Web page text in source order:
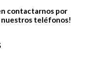
contactarnos por
nuestros teléfonos!